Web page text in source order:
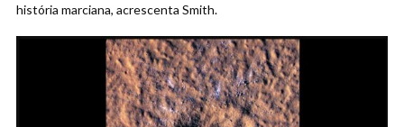
história marciana, acrescenta Smith.